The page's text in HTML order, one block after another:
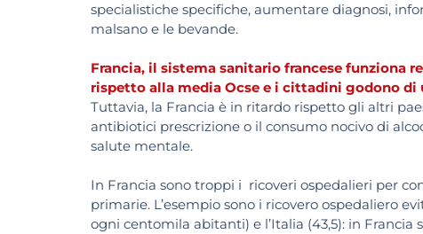
specialistiche specifiche, aumentare diagnosi,
malsano e le bevande.
Francia, il sistema sanitario francese funziona
rispetto alla media Ocse e i cittadini godono di
Tuttavia, la Francia è in ritardo rispetto gli altri
antibiotici prescrizione o il consumo nocivo di
salute mentale.
In Francia sono troppi i ricoveri ospedalieri per
primarie. L’esempio sono i ricovero ospedaliero
ogni centomila abitanti) e l’Italia (43,5): in